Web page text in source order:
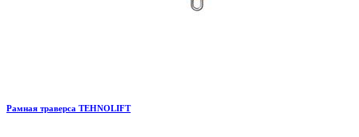
Рамная траверса TEHNOLIFT